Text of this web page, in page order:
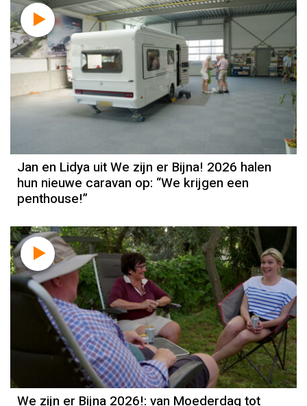
Jan en Lidya uit We zijn er Bijna! 2026 halen
hun nieuwe caravan op: “We krijgen een
penthouse!”
We zijn er Bijna 2026!: van Moederdag tot